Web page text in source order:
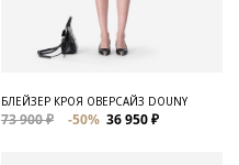
БЛЕЙЗЕР КРОЯ ОВЕРСАЙЗ DOUNY
73 900 ₽ -50% 36 950 ₽